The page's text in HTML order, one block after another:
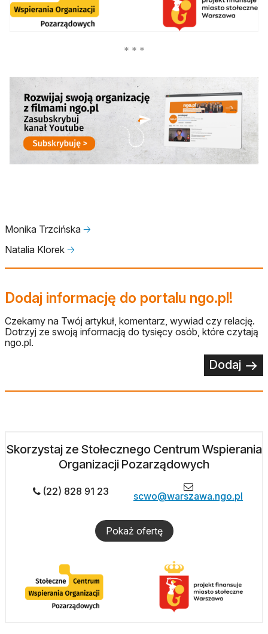
Monika Trzcińska 🡢
Natalia Klorek 🡢
Dodaj informację do portalu ngo.pl!
Czekamy na Twój artykuł, komentarz, wywiad czy relację.
Dotrzyj ze swoją informacją do tysięcy osób, które czytają
ngo.pl.
Dodaj
Skorzystaj ze Stołecznego Centrum Wspierania
Organizacji Pozarządowych
(22) 828 91 23 scwo@warszawa.ngo.pl
Pokaż ofertę